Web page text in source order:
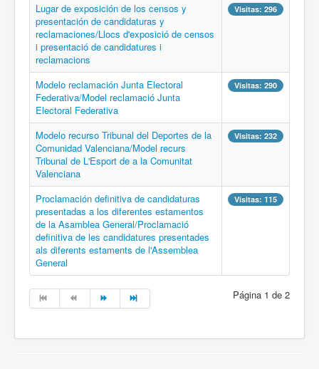
Lugar de exposición de los censos y
presentación de candidaturas y
reclamaciones/Llocs d'exposició de censos
i presentació de candidatures i
reclamacions
Visitas: 296
Modelo reclamación Junta Electoral
Federativa/Model reclamació Junta
Electoral Federativa
Visitas: 290
Modelo recurso Tribunal del Deportes de la
Comunidad Valenciana/Model recurs
Tribunal de L'Esport de a la Comunitat
Valenciana
Visitas: 232
Proclamación definitiva de candidaturas
presentadas a los diferentes estamentos
de la Asamblea General/Proclamació
definitiva de les candidatures presentades
als diferents estaments de l'Assemblea
General
Visitas: 115
Página 1 de 2